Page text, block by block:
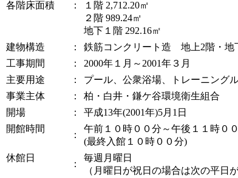
各階床面積 ：
１階 2,712.20㎡
２階 989.24㎡
地下１階 292.16㎡
建物構造
：
鉄筋コンクリート造 地上2階・地
工事期間
：
2000年１月～2001年３月
主要用途
：
プール、公衆浴場、トレーニング
事業主体
：
柏・白井・鎌ケ谷環境衛生組合
開場
：
平成13年(2001年)5月1日
開館時間
：
午前１０時００分～午後１１時０
(最終入館１０時００分)
休館日
：
毎週月曜日
（月曜日が祝日の場合は次の平日